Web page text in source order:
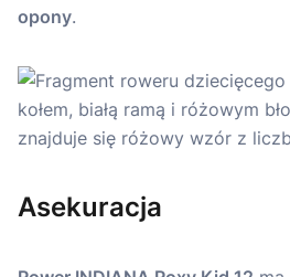
opony.
Asekuracja